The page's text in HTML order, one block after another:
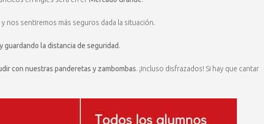
y nos sentiremos más seguros dada la situación.
guardando la distancia de seguridad.
con nuestras panderetas y zambombas. ¡Incluso disfrazados! Si hay que cantar